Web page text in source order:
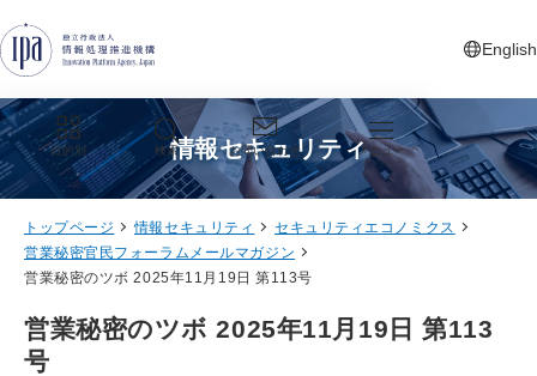
English
新しいタ
目的別 検索 お問い合わせ メニュー
情報セキュリティ
トップページ 情報セキュリティ
セキュリティエコノミクス
営業秘密官民フォーラムメールマガジン
営業秘密のツボ 2025年11月19日 第113号
営業秘密のツボ 2025年11月19日 第113
号